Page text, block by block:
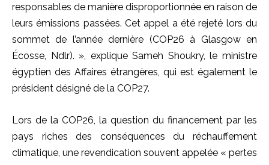
responsables de manière disproportionnée en raison de
leurs émissions passées. Cet appel a été rejeté lors du
sommet de l’année dernière (COP26 à Glasgow en
Écosse, Ndlr). », explique Sameh Shoukry, le ministre
égyptien des Affaires étrangères, qui est également le
président désigné de la COP27.
Lors de la COP26, la question du financement par les
pays riches des conséquences du réchauffement
climatique, une revendication souvent appelée « pertes